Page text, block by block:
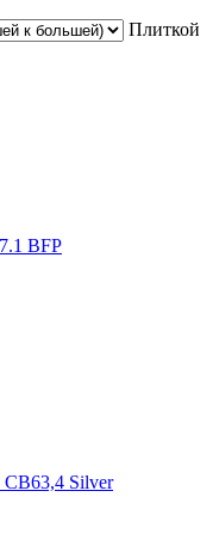
Плиткой
BFP
СВ63,4 Silver